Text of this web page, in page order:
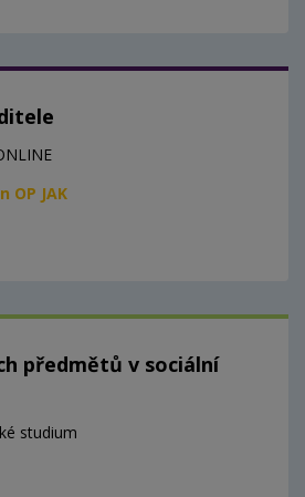
OP JAK
předmětů v sociální
studium